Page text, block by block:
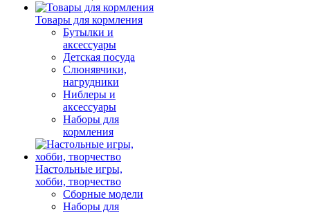
Товары для кормления
Бутылки и
аксессуары
Детская посуда
Слюнявчики,
нагрудники
Ниблеры и
аксессуары
Наборы для
кормления
Настольные игры,
хобби, творчество
Сборные модели
Наборы для